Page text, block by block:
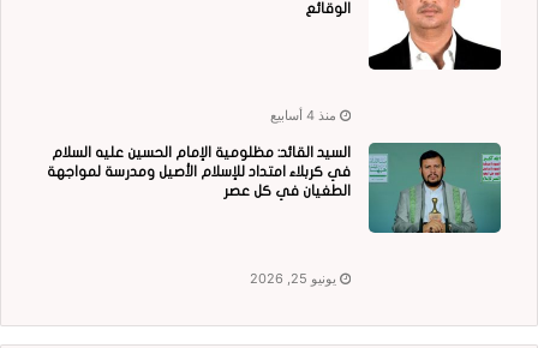
الوقائع
منذ 4 أسابيع
السيد القائد: مظلومية الإمام الحسين عليه السلام
في كربلاء امتداد للإسلام الأصيل ومدرسة لمواجهة
الطغيان في كل عصر
يونيو 25, 2026